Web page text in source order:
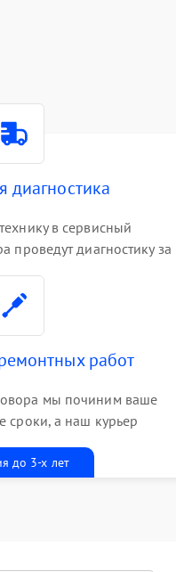
диагностика
в сервисный
проведут диагностику за
работ
мы починим ваше
сроки, а наш курьер
до 3-х лет